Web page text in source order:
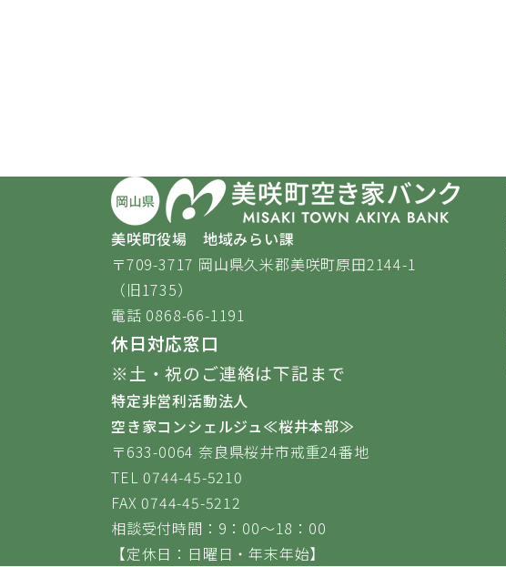
美咲町役場 地域みらい課
〒709-3717 岡山県久米郡美咲町原田2144-1
（旧1735）
電話 0868-66-1191
休日対応窓口
※土・祝のご連絡は下記まで
特定非営利活動法人
空き家コンシェルジュ≪桜井本部≫
〒633-0064 奈良県桜井市戒重24番地
TEL 0744-45-5210
FAX 0744-45-5212
相談受付時間：9：00～18：00
【定休日：日曜日・年末年始】